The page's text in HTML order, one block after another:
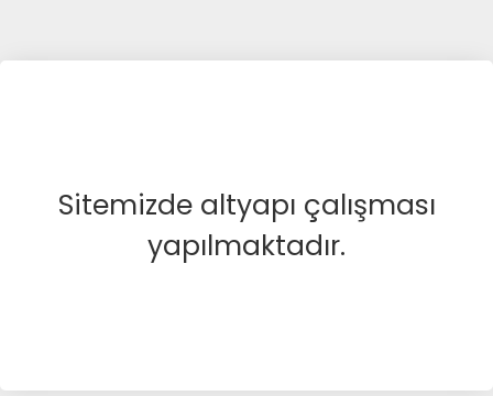
Sitemizde altyapı çalışması
yapılmaktadır.